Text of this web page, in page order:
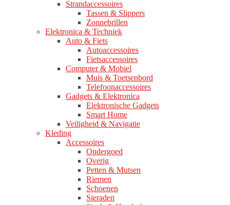
Strandaccessoires
Tassen & Slippers
Zonnebrillen
Elektronica & Techniek
Auto & Fiets
Autoaccessoires
Fietsaccessoires
Computer & Mobiel
Muis & Toetsenbord
Telefoonaccessoires
Gadgets & Elektronica
Elektronische Gadgets
Smart Home
Veiligheid & Navigatie
Kleding
Accessoires
Ondergoed
Overig
Petten & Mutsen
Riemen
Schoenen
Sieraden